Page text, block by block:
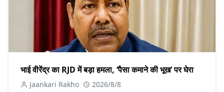
भाई वीरेंद्र का RJD में बड़ा हमला, ‘पैसा कमाने की भूख’ पर घेरा
Jaankari Rakho 2026/8/8